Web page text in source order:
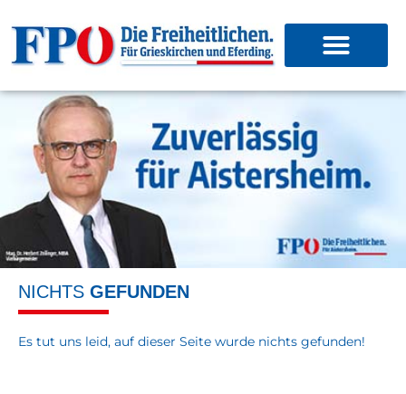
NICHTS GEFUNDEN
Es tut uns leid, auf dieser Seite wurde nichts gefunden!